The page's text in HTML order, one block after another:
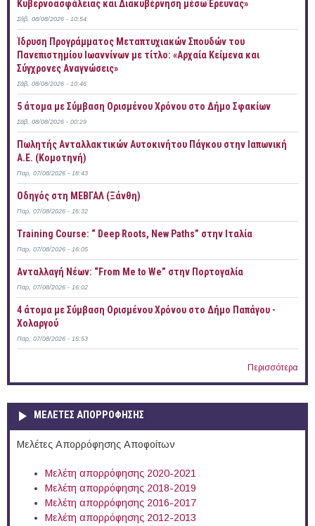
Κυβερνοασφάλειας και Διακυβέρνηση μέσω Έρευνας»
Σάβ, 08/08/2026 - 10:54
Ίδρυση Προγράμματος Μεταπτυχιακών Σπουδών του
Πανεπιστημίου Ιωαννίνων με τίτλο: «Αρχαία Κείμενα και
Σύγχρονες Αναγνώσεις»
Σάβ, 08/08/2026 - 10:46
5 άτομα με Σύμβαση Ορισμένου Χρόνου στο Δήμο Σφακίων
Σάβ, 08/08/2026 - 00:29
Πωλητής Ανταλλακτικών Αυτοκινήτου Πάγκου στην Ιαπωνική
Α.Ε. (Κομοτηνή)
Παρ, 07/08/2026 - 18:43
Οδηγός στη ΜΕΒΓΑΛ (Ξάνθη)
Παρ, 07/08/2026 - 16:32
Training Course: “ Deep Roots, New Paths” στην Ιταλία
Παρ, 07/08/2026 - 16:05
Ανταλλαγή Νέων: “From Me to We” στην Πορτογαλία
Παρ, 07/08/2026 - 16:02
4 άτομα με Σύμβαση Ορισμένου Χρόνου στο Δήμο Παπάγου -
Χολαργού
Παρ, 07/08/2026 - 15:53
Περισσότερα
ΜΕΛΕΤΕΣ ΑΠΟΡΡΟΦΗΣΗΣ
Μελέτες Απορρόφησης Αποφοίτων
Μελέτη απορρόφησης 2020-2021
Μελέτη απορρόφησης 2018-2019
Μελέτη απορρόφησης 2016-2017
Μελέτη απορρόφησης 2012-2013